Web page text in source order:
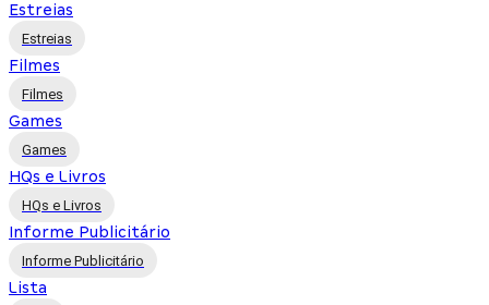
Estreias
Estreias
Filmes
Filmes
Games
Games
HQs e Livros
HQs e Livros
Informe Publicitário
Informe Publicitário
Lista